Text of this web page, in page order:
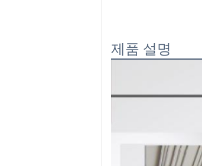
제품 설명